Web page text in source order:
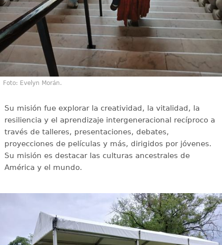
Foto: Evelyn Morán.
Su misión fue explorar la creatividad, la vitalidad, la
resiliencia y el aprendizaje intergeneracional recíproco a
través de talleres, presentaciones, debates,
proyecciones de películas y más, dirigidos por jóvenes.
Su misión es destacar las culturas ancestrales de
América y el mundo.